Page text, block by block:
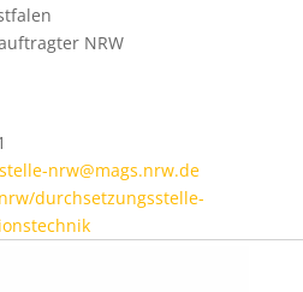
NRW
nrw@mags.nrw.de
durchsetzungsstelle-